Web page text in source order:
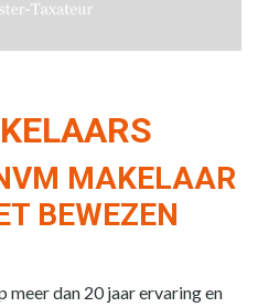
MAKELAAR
BEWEZEN
meer dan 20 jaar ervaring en